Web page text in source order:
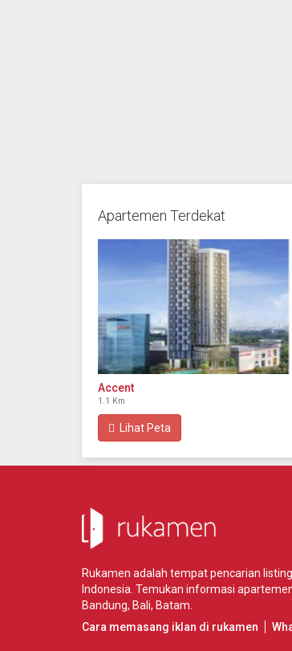
Apartemen Terdekat
Accent
1.1 Km
Lihat Peta
Rukamen adalah tempat pencarian
Indonesia. Temukan informasi
Bandung, Bali, Batam
Cara memasang iklan di rukamen